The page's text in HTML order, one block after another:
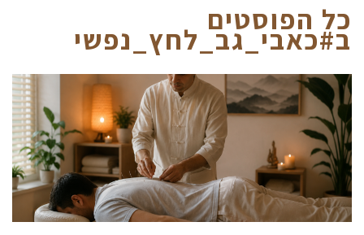
כל הפוסטים
ב#כאבי_גב_לחץ_נפשי